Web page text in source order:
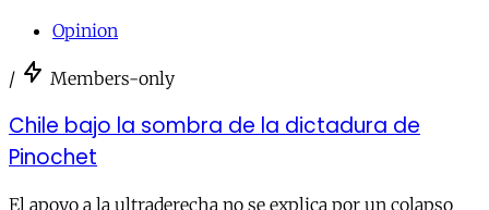
Opinion
/ Members-only
Chile bajo la sombra de la dictadura de
Pinochet
El apoyo a la ultraderecha no se explica por un colapso